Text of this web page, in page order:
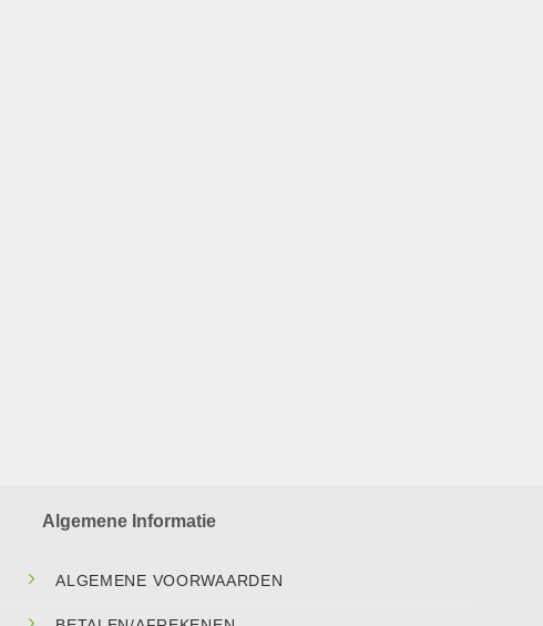
Algemene Informatie
ALGEMENE VOORWAARDEN